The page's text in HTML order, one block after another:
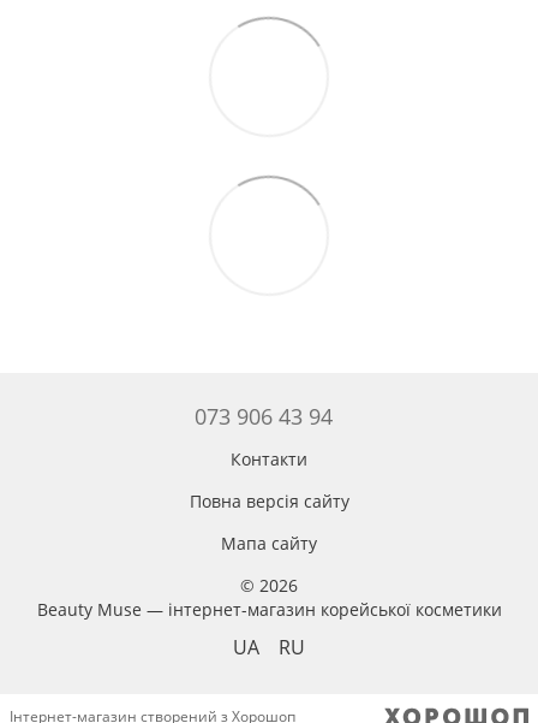
073 906 43 94
Контакти
Повна версія сайту
Мапа сайту
© 2026
Beauty Muse — інтернет-магазин корейської косметики
UA RU
Інтернет-магазин створений з Хорошоп